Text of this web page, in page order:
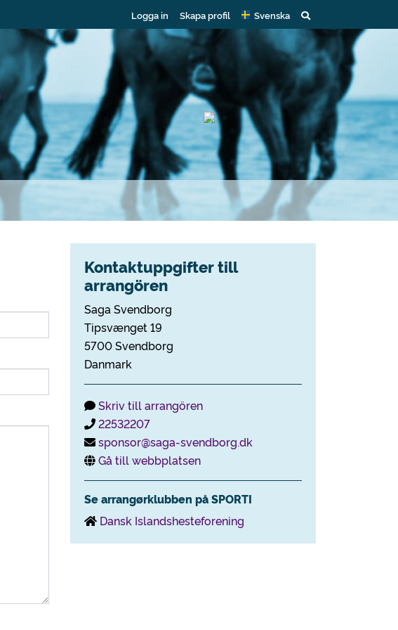
Logga in Skapa profil Svenska
Kontaktuppgifter till
arrangören
Saga Svendborg
Tipsvænget 19
5700 Svendborg
Danmark
Skriv till arrangören
22532207
sponsor@saga-svendborg.dk
Gå till webbplatsen
Se arrangørklubben på SPORTI
Dansk Islandshesteforening